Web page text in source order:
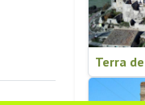
Terra